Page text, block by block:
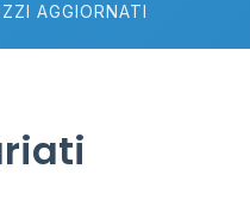
AGGIORNATI